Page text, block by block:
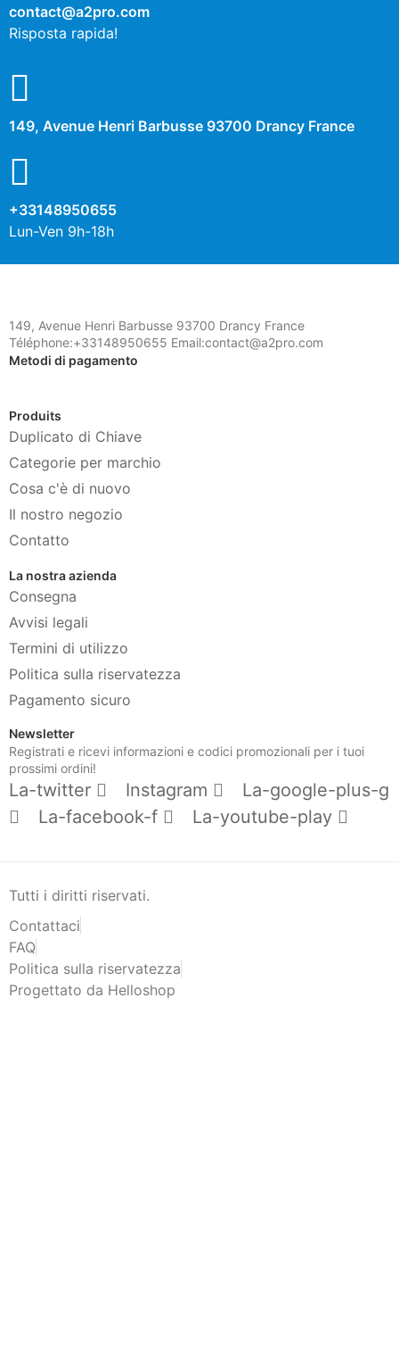
Autres cookies
contact@a2pro.com
Risposta rapida!
149, Avenue Henri Barbusse 93700 Drancy France
+33148950655
Lun-Ven 9h-18h
149, Avenue Henri Barbusse 93700 Drancy France
Téléphone:+33148950655 Email:contact@a2pro.com
Metodi di pagamento
Produits
Duplicato di Chiave
Categorie per marchio
Cosa c'è di nuovo
Il nostro negozio
Contatto
La nostra azienda
Consegna
Avvisi legali
Termini di utilizzo
Politica sulla riservatezza
Pagamento sicuro
Newsletter
Registrati e ricevi informazioni e codici promozionali per i tuoi
prossimi ordini!
La-twitter Instagram
La-google-plus-g
La-facebook-f
La-youtube-play
Tutti i diritti riservati.
Contattaci
FAQ
Politica sulla riservatezza
Progettato da Helloshop